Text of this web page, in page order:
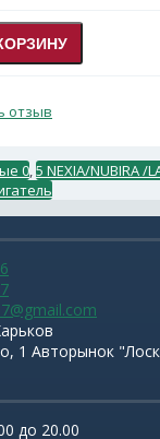
отзыв
0 5 NEXIA/NUBIRA /
1 Авторынок
до 20.00